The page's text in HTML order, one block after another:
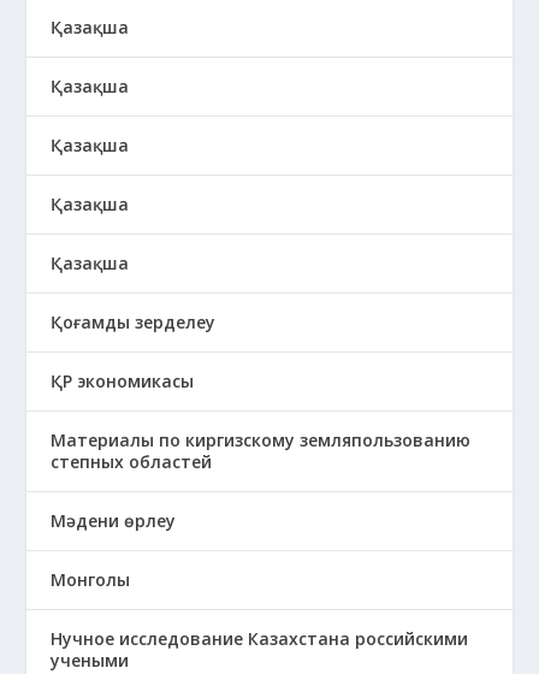
Қазақша
Қазақша
Қазақша
Қазақша
Қазақша
Қоғамды зерделеу
ҚР экономикасы
Материалы по киргизскому земляпользованию
степных областей
Мәдени өрлеу
Монголы
Нучное исследование Казахстана российскими
учеными